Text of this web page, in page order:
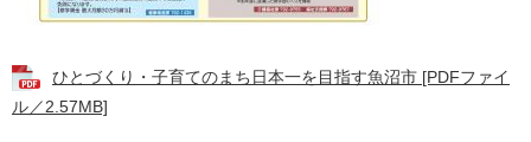
ひとづくり・子育てのまち日本一を目指す魚沼市 [PDFファイ
ル／2.57MB]